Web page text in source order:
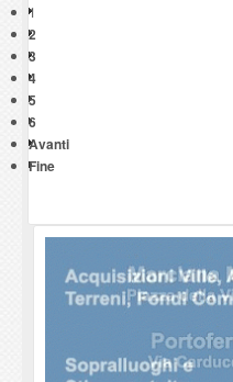
1
2
3
4
5
6
Avanti
Fine